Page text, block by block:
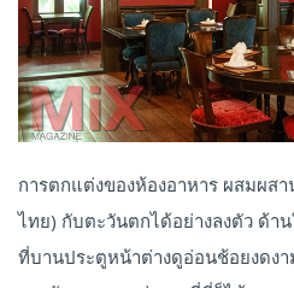
การตกแต่งของห้องอาหาร ผสมผสา
ไทย) กับตะวันตกได้อย่างลงตัว ด้า
ที่บานประตูหน้าต่างดูอ่อนช้อยงดง